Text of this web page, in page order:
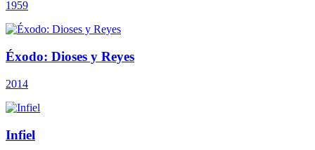
1959
Éxodo: Dioses y Reyes
2014
Infiel